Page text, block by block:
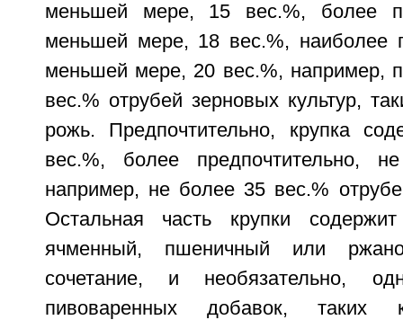
меньшей мере, 15 вес.%, более
меньшей мере, 18 вес.%, наиболее
меньшей мере, 20 вес.%, например,
вес.% отрубей зерновых культур,
рожь. Предпочтительно, крупка
вес.%, более предпочтительно,
например, не более 35 вес.%
Остальная часть крупки
ячменный, пшеничный или
сочетание, и необязательно,
пивоваренных добавок, таких